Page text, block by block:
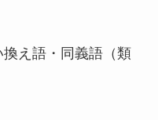
え語・同義語（類